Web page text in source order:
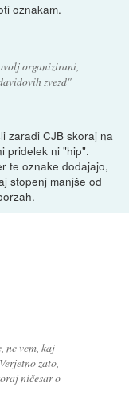
oznakam.
organizirani,
zvezd"
zaradi CJB skoraj na
pridelek ni "hip".
te oznake dodajajo,
stopenj manjše od
ne vem, kaj
zato,
ničesar o